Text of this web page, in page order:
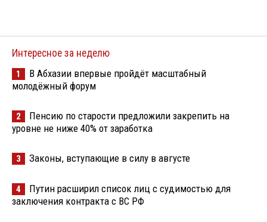
Интересное за неделю
1
В Абхазии впервые пройдёт масштабный
молодёжный форум
2
Пенсию по старости предложили закрепить на
уровне не ниже 40% от заработка
3 Законы, вступающие в силу в августе
4
Путин расширил список лиц с судимостью для
заключения контракта с ВС РФ